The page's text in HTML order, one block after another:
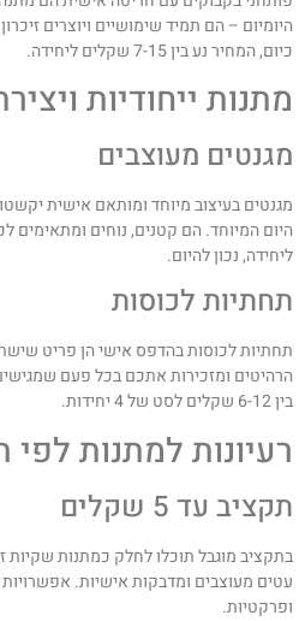
– הם תמיד שימושיים ויוצרים
המחיר נע בין 7-15 שקלים ליחידה.
ייחודיות
מעוצבים
בעיצוב מיוחד ומותאם אישית יקשטו
נכון להיום.
לכוסות
לכוסות בהדפס אישי הן פריט
ומזכירות אתכם בכל פעם שמגישים
לסט של 4 יחידות.
למתנות לפי
עד 5 שקלים
מוגבל תוכלו לחלק כמתנות שקיות
מעוצבים ומדבקות אישיות. אפשרויות